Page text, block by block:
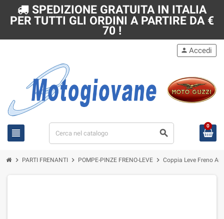
SPEDIZIONE GRATUITA IN ITALIA
PER TUTTI GLI ORDINI A PARTIRE DA €
70 !
view_headline search
person Accedi
0
chevron_right PARTI FRENANTI chevron_right POMPE-PINZE FRENO-LEVE chevron_right Coppia Leve Freno